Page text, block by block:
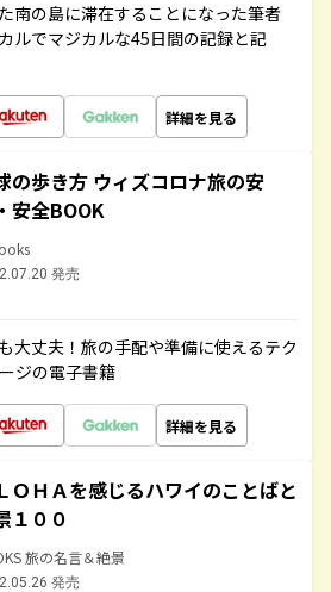
南の島に滞在することになった筆者
ルでマジカルな45日間の記録と記
詳細を見る
の歩き方 ウィズコロナ旅の安
安全BOOK
発売
大丈夫！旅の手配や準備に使えるテク
ジの電子書籍
詳細を見る
ＯＨＡを感じるハワイのことばと
１００
旅の名言＆絶景
発売